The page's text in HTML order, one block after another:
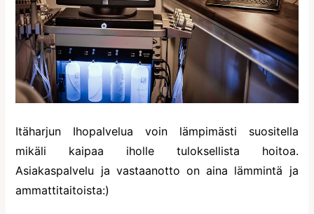
Itäharjun Ihopalvelua voin lämpimästi suositella
mikäli kaipaa iholle tuloksellista hoitoa.
Asiakaspalvelu ja vastaanotto on aina lämmintä ja
ammattitaitoista:)